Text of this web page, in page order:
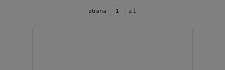
strana z 1